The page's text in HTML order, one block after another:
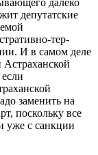
депутатские
тер­
И в самом деле
заменить на
поскольку все
уже с санкции